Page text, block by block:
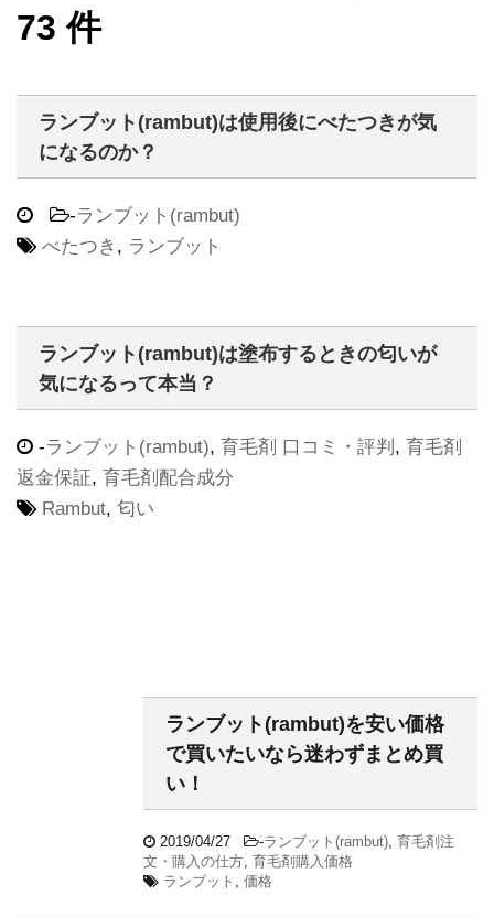
73 件
ランブット(rambut)は使用後にべたつきが気
になるのか？
-ランブット(rambut)
べたつき , ランブット
ランブット(rambut)は塗布するときの匂いが
気になるって本当？
-ランブット(rambut), 育毛剤 口コミ・評判 , 育毛剤
返金保証, 育毛剤配合成分
Rambut, 匂い
ランブット(rambut)を安い価格
で買いたいなら迷わずまとめ買
い！
2019/04/27 -ランブット(rambut) 育毛剤注
文・購入の仕方 育毛剤購入価格
ランブット
価格